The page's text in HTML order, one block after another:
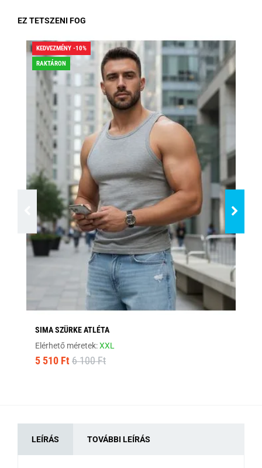
EZ TETSZENI FOG
KEDVEZMÉNY -10%
RAKTÁRON
SIMA SZÜRKE ATLÉTA
Elérhető méretek:XXL
5 510 Ft 6 100 Ft
LEÍRÁS TOVÁBBI LEÍRÁS